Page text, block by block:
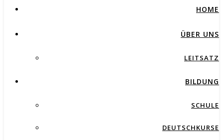
HOME
ÜBER UNS
LEITSATZ
BILDUNG
SCHULE
DEUTSCHKURSE